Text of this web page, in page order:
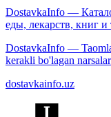
DostavkaInfo —
еды, лекарств, книг и
DostavkaInfo —
kerakli bo'lagan
dostavkainfo.uz